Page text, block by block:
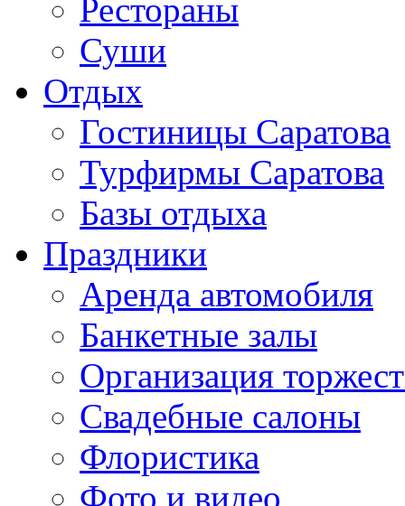
Рестораны
Суши
Отдых
Гостиницы Саратова
Турфирмы Саратова
Базы отдыха
Праздники
Аренда автомобиля
Банкетные залы
Организация
Свадебные салоны
Флористика
Фото и видео